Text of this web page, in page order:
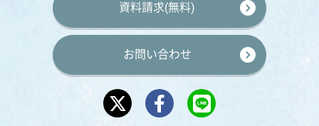
資料請求(無料)
お問い合わせ